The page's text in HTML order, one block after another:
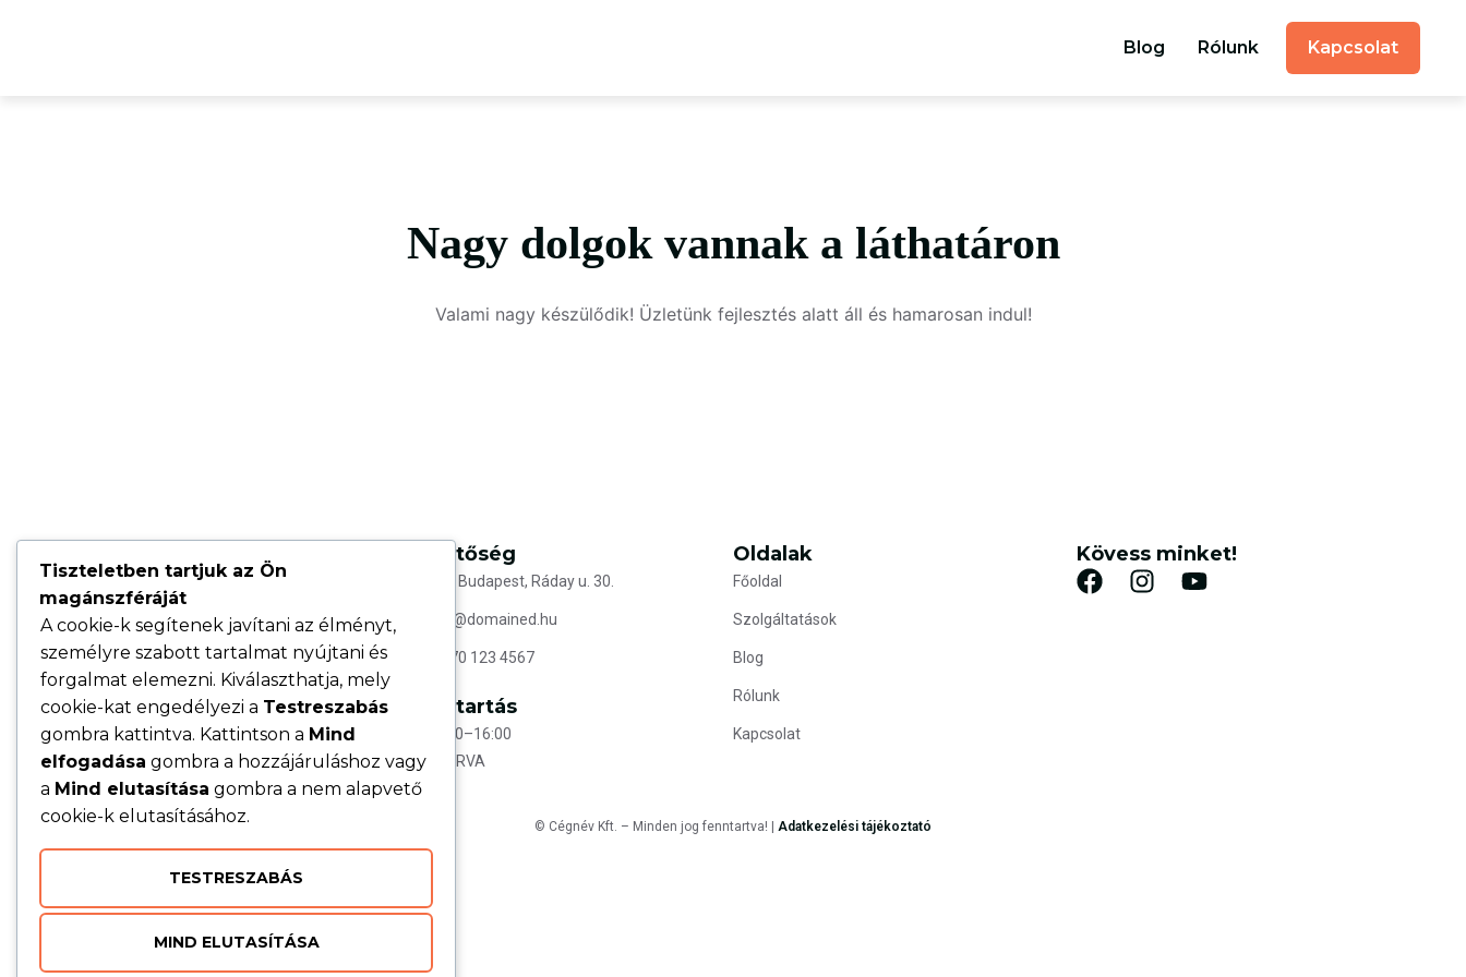
Blog Rólunk Kapcsolat
Nagy dolgok vannak a láthatáron
Valami nagy készülődik! Üzletünk fejlesztés alatt áll és hamarosan indul!
Rövid leírás a vállalkozásról, ami leírja, hogy mivel
foglalkozik, milyen problémára kínál megoldást.
Elérhetőség
1092 Budapest, Ráday u. 30.
hello@domained.hu
+36 70 123 4567
Nyitvatartás
H–P: 09:00–16:00
SZ–V: ZÁRVA
Oldalak
Főoldal
Szolgáltatások
Blog
Rólunk
Kapcsolat
Kövess minket!
© Cégnév Kft. – Minden jog fenntartva! | Adatkezelési tájékoztató
Tiszteletben tartjuk az Ön
magánszféráját
A cookie-k segítenek javítani az élményt,
személyre szabott tartalmat nyújtani és
forgalmat elemezni. Kiválaszthatja, mely
cookie-kat engedélyezi a Testreszabás
gombra kattintva. Kattintson a Mind
elfogadása gombra a hozzájáruláshoz vagy
a Mind elutasítása gombra a nem alapvető
cookie-k elutasításához.
TESTRESZABÁS
MIND ELUTASÍTÁSA